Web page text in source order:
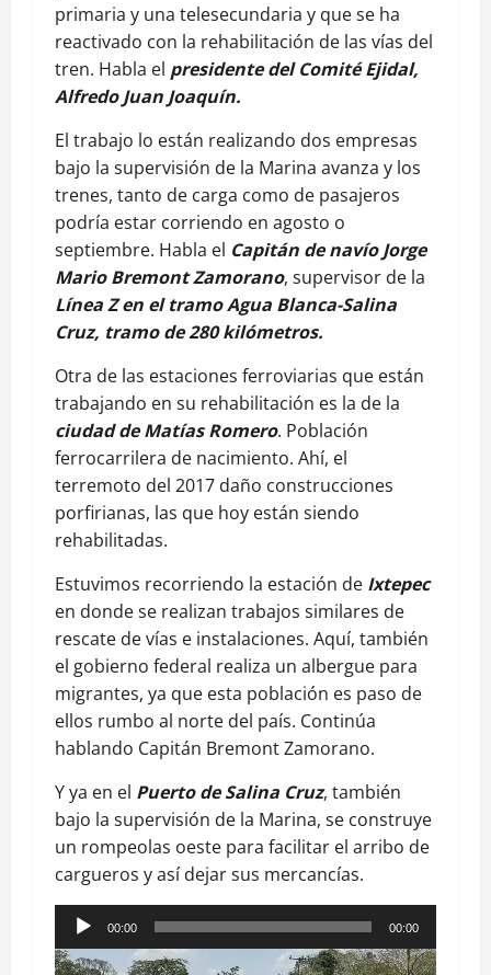
primaria y una telesecundaria y que se ha
reactivado con la rehabilitación de las vías del
tren. Habla el presidente del Comité Ejidal,
Alfredo Juan Joaquín.
El trabajo lo están realizando dos empresas
bajo la supervisión de la Marina avanza y los
trenes, tanto de carga como de pasajeros
podría estar corriendo en agosto o
septiembre. Habla el Capitán de navío Jorge
Mario Bremont Zamorano, supervisor de la
Línea Z en el tramo Agua Blanca-Salina
Cruz, tramo de 280 kilómetros.
Otra de las estaciones ferroviarias que están
trabajando en su rehabilitación es la de la
ciudad de Matías Romero. Población
ferrocarrilera de nacimiento. Ahí, el
terremoto del 2017 daño construcciones
porfirianas, las que hoy están siendo
rehabilitadas.
Estuvimos recorriendo la estación de Ixtepec
en donde se realizan trabajos similares de
rescate de vías e instalaciones. Aquí, también
el gobierno federal realiza un albergue para
migrantes, ya que esta población es paso de
ellos rumbo al norte del país. Continúa
hablando Capitán Bremont Zamorano.
Y ya en el Puerto de Salina Cruz, también
bajo la supervisión de la Marina, se construye
un rompeolas oeste para facilitar el arribo de
cargueros y así dejar sus mercancías.
Reproductor
de
00:00 00:00
Reproductor